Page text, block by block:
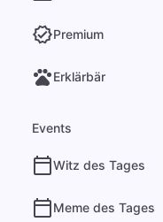
Premium
Erklärbär
Events
Witz des Tages
Meme des Tages